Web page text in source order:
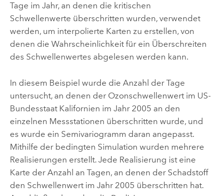
Tage im Jahr, an denen die kritischen
Schwellenwerte überschritten wurden, verwendet
werden, um interpolierte Karten zu erstellen, von
denen die Wahrscheinlichkeit für ein Überschreiten
des Schwellenwertes abgelesen werden kann.
In diesem Beispiel wurde die Anzahl der Tage
untersucht, an denen der Ozonschwellenwert im US-
Bundesstaat Kalifornien im Jahr 2005 an den
einzelnen Messstationen überschritten wurde, und
es wurde ein Semivariogramm daran angepasst.
Mithilfe der bedingten Simulation wurden mehrere
Realisierungen erstellt. Jede Realisierung ist eine
Karte der Anzahl an Tagen, an denen der Schadstoff
den Schwellenwert im Jahr 2005 überschritten hat.